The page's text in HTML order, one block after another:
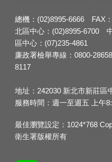
總機：(02)8995-6666 FAX
北區中心：(02)8995-6700
區中心：(07)235-4861
廉政署檢舉專線：0800-
8117
地址：242030 新北市新莊區
服務時間：週一至週五 上午
最佳瀏覽設定：1024*768
衛生署版權所有